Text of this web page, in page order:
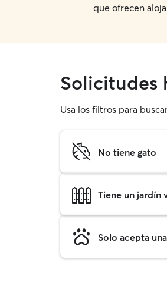
que ofrecen
Solicitudes
Usa los filtros para
No tiene gato
Tiene un jardín
Solo acepta